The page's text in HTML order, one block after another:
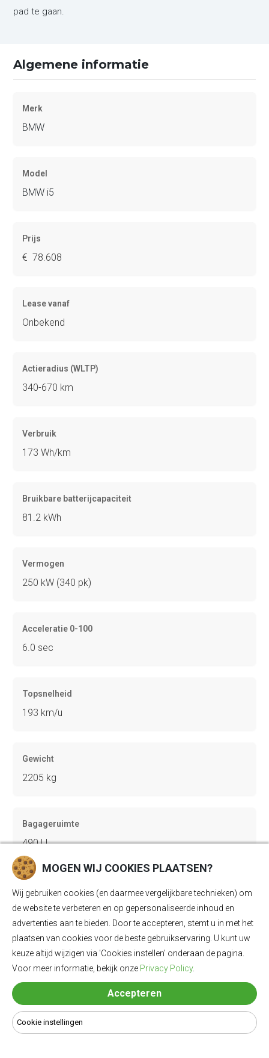
pad te gaan.
Algemene informatie
Merk
BMW
Model
BMW i5
Prijs
€ 78.608
Lease vanaf
Onbekend
Actieradius (WLTP)
340-670 km
Verbruik
173 Wh/km
Bruikbare batterijcapaciteit
81.2 kWh
Vermogen
250 kW (340 pk)
Acceleratie 0-100
6.0 sec
Topsnelheid
193 km/u
Gewicht
2205 kg
Bagageruimte
490 Ll
Lengte
5060 mm
Breedte
1900 mm
Hoogte
1515 mm
MOGEN WIJ COOKIES PLAATSEN?
Wij gebruiken cookies (en daarmee vergelijkbare technieken) om
de website te verbeteren en op gepersonaliseerde inhoud en
advertenties aan te bieden. Door te accepteren, stemt u in met het
plaatsen van cookies voor de beste gebruikservaring. U kunt uw
keuze altijd wijzigen via 'Cookies instellen' onderaan de pagina.
Voor meer informatie, bekijk onze Privacy Policy.
Accepteren
Cookie instellingen